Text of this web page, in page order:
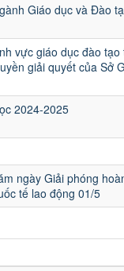
Giáo dục và Đào
vực giáo dục đào tạo
giải quyết của Sở
2024-2025
ngày Giải phóng
tế lao động 01/5